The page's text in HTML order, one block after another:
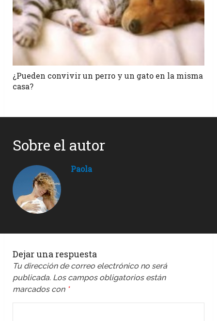
¿Pueden convivir un perro y un gato en la misma
casa?
Sobre el autor
Paola
Dejar una respuesta
Tu dirección de correo electrónico no será
publicada. Los campos obligatorios están
marcados con *